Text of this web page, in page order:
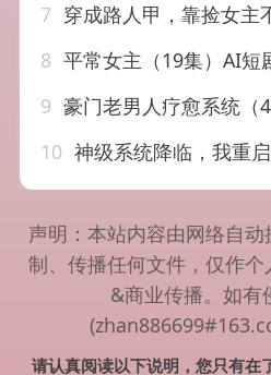
7 穿成路人甲，靠捡女主不要的礼物暴富第二季&穿成路人甲
8 平常女主（19集）AI短
9 豪门老男人疗愈系统（
10 神级系统降临，我重启人生&神级系统
声明：本站内容由网络自
制、传播任何文件，仅作
&商业传播。如有
请认真阅读以下说明，您只有在